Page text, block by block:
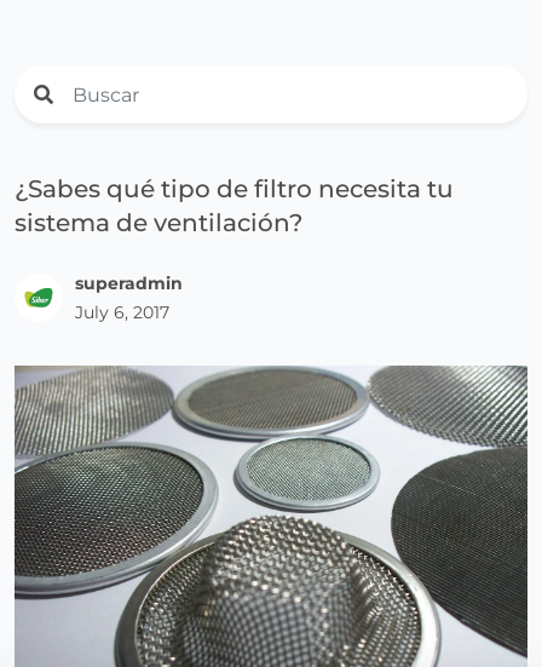
¿Sabes qué tipo de filtro necesita tu
sistema de ventilación?
superadmin
July 6, 2017